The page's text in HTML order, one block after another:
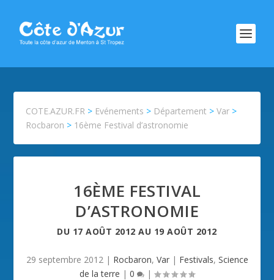
COTE.AZUR.FR > Evénements > Département >Var >
Rocbaron > 16ème Festival d’astronomie
16ÈME FESTIVAL
D’ASTRONOMIE
DU 17 AOÛT 2012 AU 19 AOÛT 2012
29 septembre 2012| Rocbaron, Var| Festivals, Science
de la terre | 0 |